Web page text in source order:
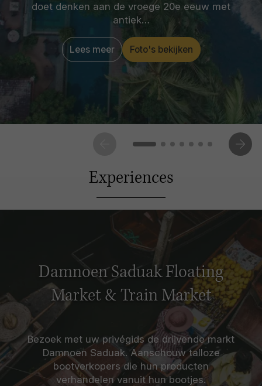
doet denken aan de vroege 20e eeuw met
antiek…
Lees meer Foto's bekijken
Experiences
Damnoen Saduak Floating
Market & Train Market
Bezoek met uw privégids de drijvende markt
Damnoen Saduak. Aanschouw talloze
bootverkopers die hun producten
verhandelen vanuit hun bootjes.